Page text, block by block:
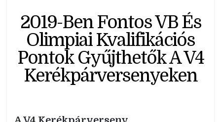
2019-Ben Fontos VB És
Olimpiai Kvalifikációs
Pontok Gyűjthetők A V4
Kerékpárversenyeken